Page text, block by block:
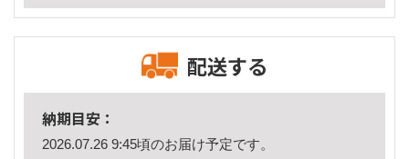
配送する
納期目安：
2026.07.26 9:45頃のお届け予定です。